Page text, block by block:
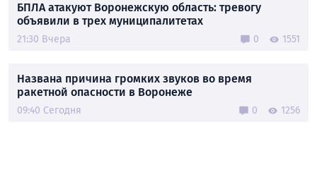
БПЛА атакуют Воронежскую область: тревогу
объявили в трех муниципалитетах
21:30 Вчера 0 1551
Названа причина громких звуков во время
ракетной опасности в Воронеже
09:40 Сегодня 0 1256